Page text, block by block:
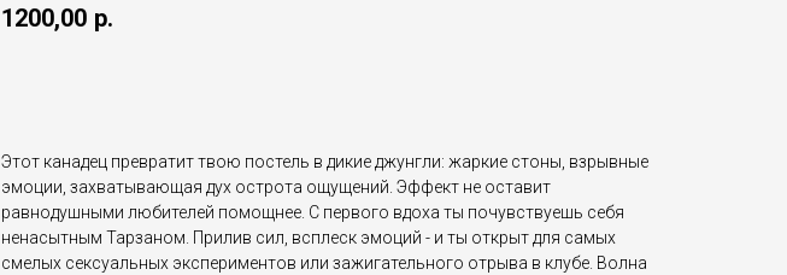
1200,00 р.
Этот канадец превратит твою постель в дикие джунгли: жаркие стоны, взрывные
эмоции, захватывающая дух острота ощущений. Эффект не оставит
равнодушными любителей помощнее. С первого вдоха ты почувствуешь себя
ненасытным Тарзаном. Прилив сил, всплеск эмоций - и ты открыт для самых
смелых сексуальных экспериментов или зажигательного отрыва в клубе. Волна